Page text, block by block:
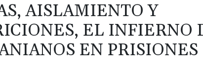
AISLAMIENTO Y
EL INFIERNO
EN PRISIONES